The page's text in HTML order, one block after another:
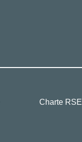
Charte RSE